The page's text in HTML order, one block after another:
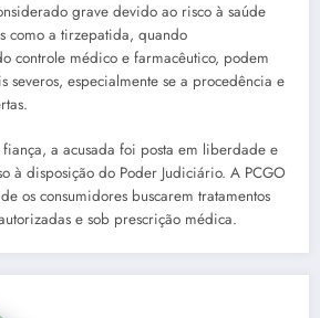
grave devido ao risco à saúde
como a tirzepatida, quando
controle médico e farmacêutico, podem
severos, especialmente se a procedência e
a acusada foi posta em liberdade e
à disposição do Poder Judiciário. A PCGO
os consumidores buscarem tratamentos
e sob prescrição médica.